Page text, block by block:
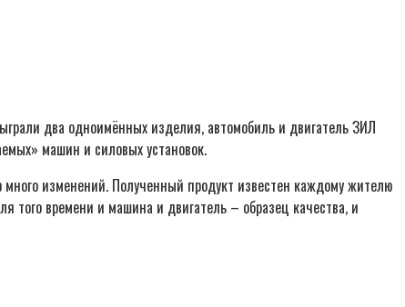
два одноимённых изделия, автомобиль и двигатель ЗИЛ
машин и силовых установок.
много изменений. Полученный продукт известен каждому жителю
того времени и машина и двигатель – образец качества, и